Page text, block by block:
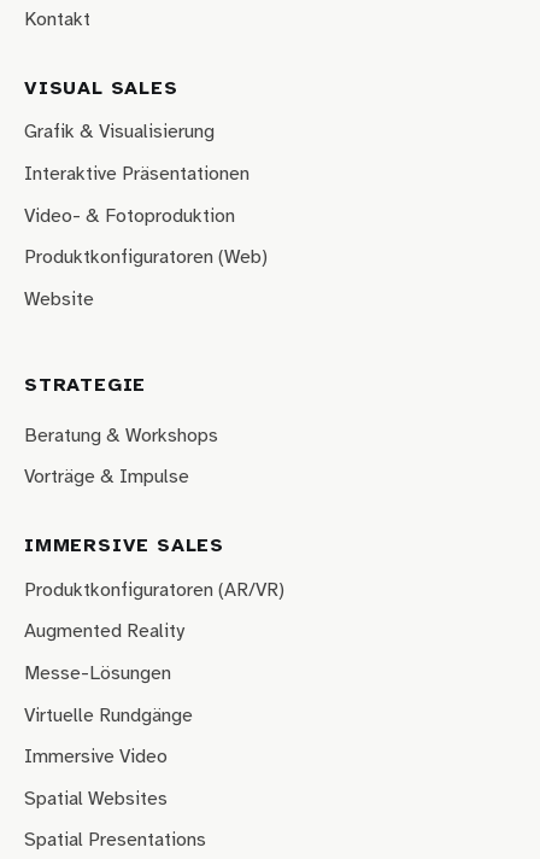
Kontakt
VISUAL SALES
Grafik & Visualisierung
Interaktive Präsentationen
Video- & Fotoproduktion
Produktkonfiguratoren (Web)
Website
STRATEGIE
Beratung & Workshops
Vorträge & Impulse
IMMERSIVE SALES
Produktkonfiguratoren (AR/VR)
Augmented Reality
Messe-Lösungen
Virtuelle Rundgänge
Immersive Video
Spatial Websites
Spatial Presentations